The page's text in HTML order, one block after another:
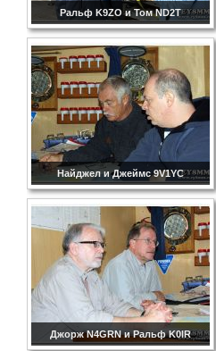
Ральф K9ZO и Том ND2T
Найджел и Джеймс 9V1YC
Джорж N4GRN и Ральф K0IR